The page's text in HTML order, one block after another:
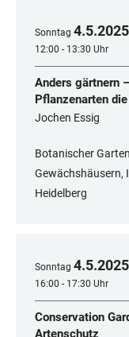
Sonntag 4.5.2025
12:00 - 13:30 Uhr
Anders gärtnern
Pflanzenarten
Jochen Essig
Botanischer
Gewächshäusern,
Heidelberg
Sonntag 4.5.2025
16:00 - 17:30 Uhr
Conservation
Artenschutz